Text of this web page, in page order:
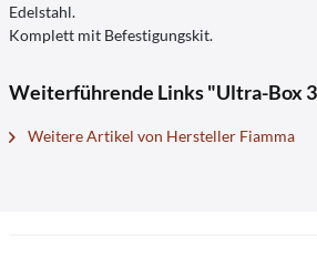
Edelstahl.
Komplett mit Befestigungskit.
Weiterführende Links "Ultra-Box 3
Weitere Artikel von Hersteller Fiamma